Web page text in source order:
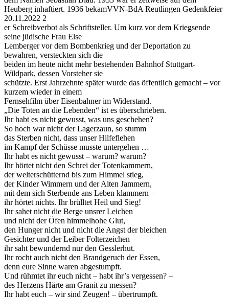
Heuberg inhaftiert. 1936 bekamVVN-BdA Reutlingen Gedenkfeier
20.11.2022 2
er Schreibverbot als Schriftsteller. Um kurz vor dem Kriegsende
seine jüdische Frau Else
Lemberger vor dem Bombenkrieg und der Deportation zu
bewahren, versteckten sich die
beiden im heute nicht mehr bestehenden Bahnhof Stuttgart-
Wildpark, dessen Vorsteher sie
schützte. Erst Jahrzehnte später wurde das öffentlich gemacht – vor
kurzem wieder in einem
Fernsehfilm über Eisenbahner im Widerstand.
„Die Toten an die Lebenden“ ist es überschrieben.
Ihr habt es nicht gewusst, was uns geschehen?
So hoch war nicht der Lagerzaun, so stumm
das Sterben nicht, dass unser Hilfeflehen
im Kampf der Schüsse musste untergehen …
Ihr habt es nicht gewusst – warum? warum?
Ihr hörtet nicht den Schrei der Totenkammern,
der welterschütternd bis zum Himmel stieg,
der Kinder Wimmern und der Alten Jammern,
mit dem sich Sterbende ans Leben klammern –
ihr hörtet nichts. Ihr brülltet Heil und Sieg!
Ihr sahet nicht die Berge unsrer Leichen
und nicht der Öfen himmelhohe Glut,
den Hunger nicht und nicht die Angst der bleichen
Gesichter und der Leiber Folterzeichen –
ihr saht bewundernd nur den Gesslerhut.
Ihr rocht auch nicht den Brandgeruch der Essen,
denn eure Sinne waren abgestumpft.
Und rühmtet ihr euch nicht – habt ihr’s vergessen? –
des Herzens Härte am Granit zu messen?
Ihr habt euch – wir sind Zeugen! – übertrumpft.